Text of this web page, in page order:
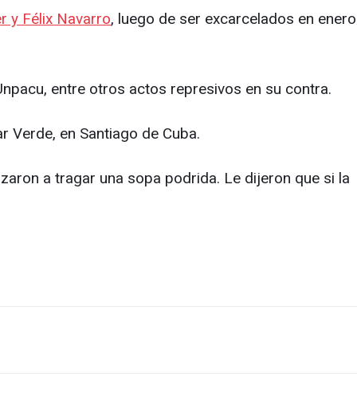
y Félix Navarro, luego de ser excarcelados en enero
entre otros actos represivos en su contra.
en Santiago de Cuba.
a tragar una sopa podrida. Le dijeron que si la